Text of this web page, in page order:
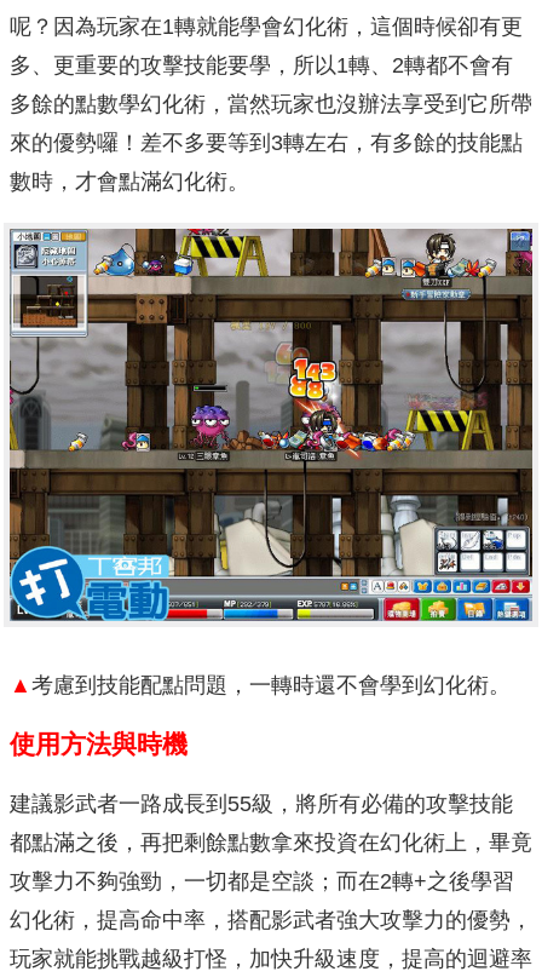
呢？因為玩家在1轉就能學會幻化術，這個時候卻有更
多、更重要的攻擊技能要學，所以1轉、2轉都不會有
多餘的點數學幻化術，當然玩家也沒辦法享受到它所帶
來的優勢囉！差不多要等到3轉左右，有多餘的技能點
數時，才會點滿幻化術。
▲ 考慮到技能配點問題，一轉時還不會學到幻化術。
使用方法與時機
建議影武者一路成長到55級，將所有必備的攻擊技能
都點滿之後，再把剩餘點數拿來投資在幻化術上，畢竟
攻擊力不夠強勁，一切都是空談；而在2轉+之後學習
幻化術，提高命中率，搭配影武者強大攻擊力的優勢，
玩家就能挑戰越級打怪，加快升級速度，提高的迴避率